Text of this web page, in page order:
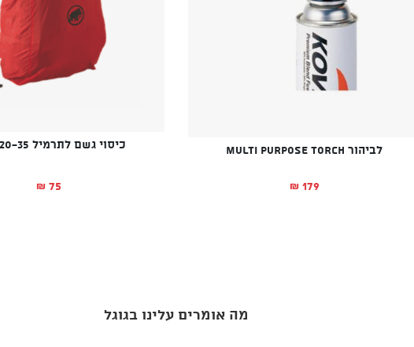
לביהור MULTI PURPOSE TORCH
₪ 179
כיסוי גשם לתרמיל 20-35 ליטר
₪ 75
מה אומרים עלינו בגוגל